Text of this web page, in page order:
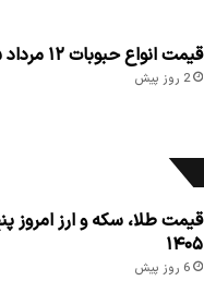
قیمت انواع حبوبات ۱۲ مرداد ۱۴۰۵
2 روز پیش
۱۴۰۵
6 روز پیش